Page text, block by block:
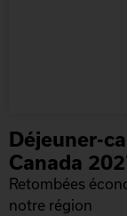
Déjeuner-
Canada
Retombées
notre région